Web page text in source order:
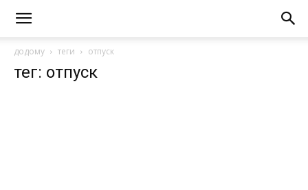
додому теги отпуск
тег: отпуск